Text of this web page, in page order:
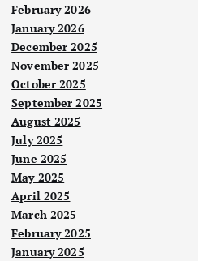
February 2026
January 2026
December 2025
November 2025
October 2025
September 2025
August 2025
July 2025
June 2025
May 2025
April 2025
March 2025
February 2025
January 2025